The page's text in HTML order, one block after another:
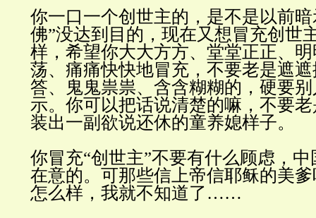
你一口一个创世主的，是不是以前
佛”没达到目的，现在又想冒充创世
样，希望你大大方方、堂堂正正、
荡、痛痛快快地冒充，不要老是遮
答、鬼鬼祟祟、含含糊糊的，硬要
示。你可以把话说清楚的嘛，不要
装出一副欲说还休的童养媳样子。
你冒充“创世主”不要有什么顾虑，
在意的。可那些信上帝信耶稣的美
怎么样，我就不知道了……